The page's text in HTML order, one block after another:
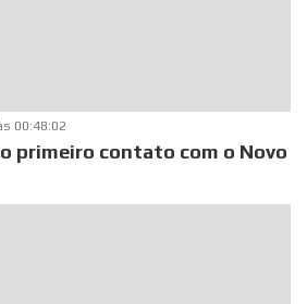
00:48:02
primeiro contato com o Novo